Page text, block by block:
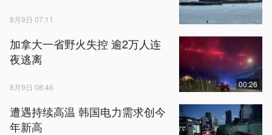
8月9日 07:11
加拿大一省野火失控 逾2万人连
夜逃离
8月9日 08:46 00:26
遭遇持续高温 韩国电力需求创今
年新高